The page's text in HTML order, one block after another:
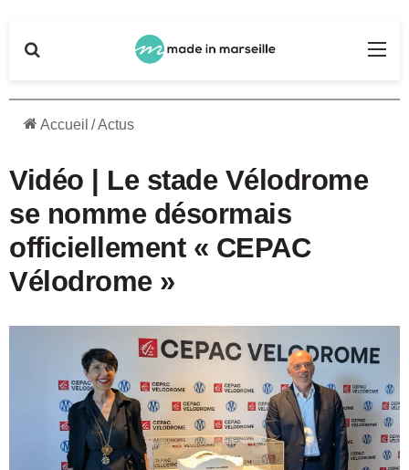
Accueil /Actus
Vidéo | Le stade Vélodrome
se nomme désormais
officiellement « CEPAC
Vélodrome »